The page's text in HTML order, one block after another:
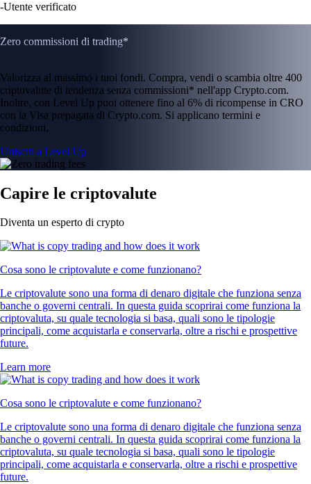
-Utente verificato
Zero commissioni di trading*
Valorizza al massimo i tuoi fondi. Compra, vendi o scambia oltre 400
criptovalute di tendenza senza commissioni* nell'app Crypto.com.
Inoltre, con Level Up puoi ottenere fino al 6% di ricompense in CRO
con la Visa prepagata di Crypto.com. Si applicano termini e
condizioni.
Unisciti a Level Up
Capire le criptovalute
Diventa un esperto di crypto
Cosa sono le criptovalute e come funzionano?
Le criptovalute sono una forma di denaro digitale che funziona senza
banche o governi centrali. In questa guida scoprirai come funziona la
criptovaluta, su quale tecnologia si basa, quali sono le tipologie
principali, come acquistarla e conservarla, oltre a rischi e prospettive
future.
Learn more
Cosa sono le criptovalute e come funzionano?
Le criptovalute sono una forma di denaro digitale che funziona senza
banche o governi centrali. In questa guida scoprirai come funziona la
criptovaluta, su quale tecnologia si basa, quali sono le tipologie
principali, come acquistarla e conservarla, oltre a rischi e prospettive
future.